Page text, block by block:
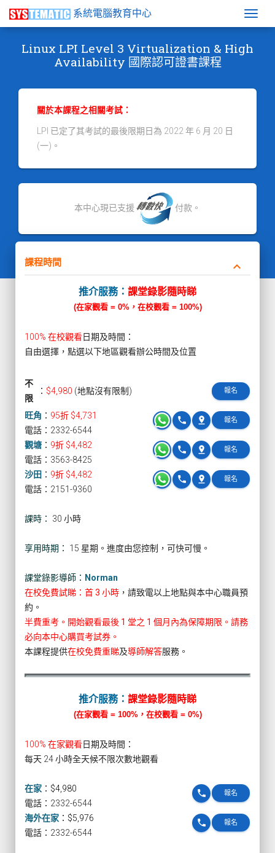
系統電腦教育中心
Linux LPI Level 3 Virtualization & High
Availability 國際認可證書課程
關於本課程之相關考試：
LPI 已定了其考試的最後限期日為 2022 年 6 月 20 日
(一)。
本中心現已支援 付款。
課程時間 keyboard_arrow_down
推介服務： 課堂錄影隨時睇
(在家觀看 = 0%，在校觀看 = 100%)
100% 在校觀看日期及時間：
自由選擇，點選以下地區觀看辦公時間及位置
不
限
： $4,980 (地點沒有限制) 報名
旺角 ： 95折 $4,731 報名
pin_drop
phone
電話：2332-6544
觀塘 ： 9折 $4,482 報名
pin_drop
phone
電話：3563-8425
沙田 ： 9折 $4,482 報名
pin_drop
phone
電話：2151-9360
課時： 30 小時
享用時期： 15 星期。進度由您控制，可快可慢。
課堂錄影導師： Norman
在校免費試睇：首 3 小時 ，請致電以上地點與本中心職員預
約。
半費重考。開始觀看最後 1 堂之 1 個月內為保障期限。請務
必向本中心購買考試券。
本課程提供在校免費重睇及導師解答服務。
推介服務： 課堂錄影隨時睇
(在家觀看 = 100%，在校觀看 = 0%)
100% 在家觀看日期及時間：
每天 24 小時全天候不限次數地觀看
在家 ： $4,980 報名
phone
電話：2332-6544
海外在家 ： $5,976 報名
phone
電話：2332-6544